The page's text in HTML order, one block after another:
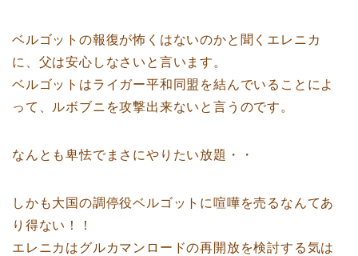
ベルゴットの報復が怖くはないのかと聞くエレニカ
に、父は安心しなさいと言います。
ベルゴットはライガー平和同盟を結んでいることによ
って、ルボブニを攻撃出来ないと言うのです。
なんとも卑怯でまさにやりたい放題・・
しかも大国の調停役ベルゴットに喧嘩を売るなんてあ
り得ない！！
エレニカはグルカマンロードの再開放を検討する気は